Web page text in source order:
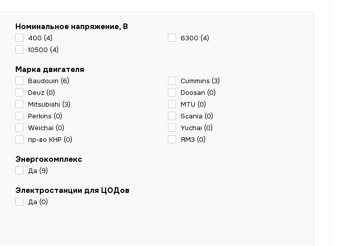
Номинальное напряжение, В
400 (4) 6300 (4)
10500 (4)
Марка двигателя
Baudouin (6) Cummins (3)
Deuz (0) Doosan (0)
Mitsubishi (3) MTU (0)
Perkins (0) Scania (0)
Weichai (0) Yuchai (0)
пр-во КНР (0) ЯМЗ (0)
Энергокомплекс
Да (9)
Электростанции для ЦОДов
Да (0)